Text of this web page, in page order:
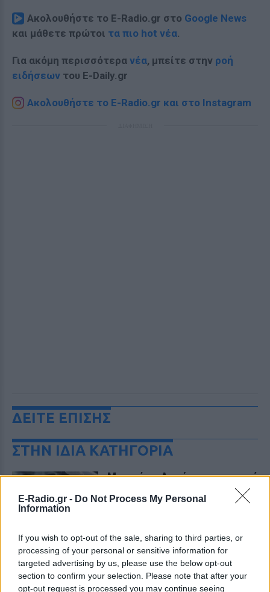
E-Radio.gr - Do Not Process My Personal
Information
If you wish to opt-out of the sale, sharing to third parties, or
processing of your personal or sensitive information for
targeted advertising by us, please use the below opt-out
section to confirm your selection. Please note that after your
opt-out request is processed you may continue seeing
Ακολουθήστε το E-Radio.gr στο Google News
και μάθετε πρώτοι τα πιο hot νέα.
Για ακόμη περισσότερα νέα, μπείτε στην ροή
ειδήσεων του E-Daily.gr
Ακολουθήστε το E-Radio.gr και στο Instagram
ΔΕΙΤΕ ΕΠΙΣΗΣ
ΣΤΗΝ ΙΔΙΑ ΚΑΤΗΓΟΡΙΑ
Μυστράς: «Δεν ήταν οικονομικό
συνήγορος του 55χρονου που
ΘΈΑΤΡΟ+ΧΟΡΌΣ ΠΡΙΝ 8 ΏΡΕΣ
μια εξαιρετικά έντονη συναισθηματική
εξάρτηση από τους γονείς του